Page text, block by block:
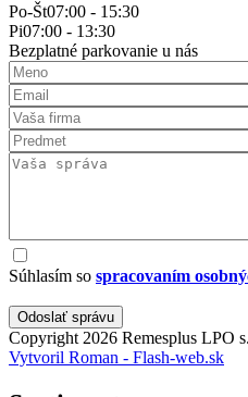
Po-Št07:00 - 15:30
Pi07:00 - 13:30
Bezplatné parkovanie u nás
Your
Name
Your
Email
Company
Subject
Message
Súhlas
s
Súhlasím so spracovaním
Copyright 2026 Remesplus LPO
Vytvoril Roman - Flash-web.sk